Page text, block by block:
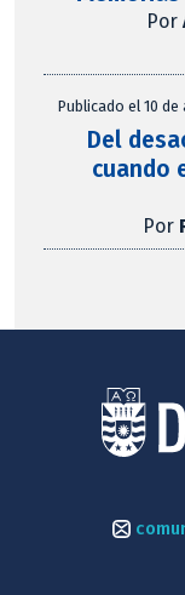
Por
Publicado el 10 de
Del
cuando
Por